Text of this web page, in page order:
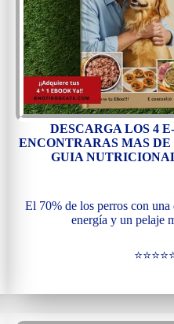
DESCARGA LOS 4
ENCONTRARAS MAS DE
GUIA
El 70% de los perros con una
energía y un pelaje